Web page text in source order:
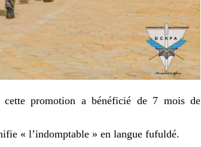
promotion a bénéficié de 7 mois de
« l’indomptable » en langue fufuldé.